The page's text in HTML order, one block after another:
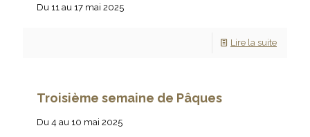
Du 11 au 17 mai 2025
Lire la suite
Troisième semaine de Pâques
Du 4 au 10 mai 2025